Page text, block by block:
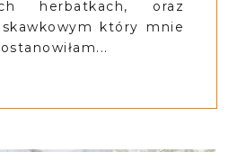
herbatkach, oraz
który mnie